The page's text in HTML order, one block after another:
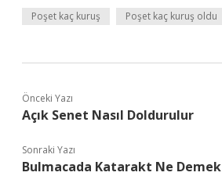
Poşet kaç kuruş Poşet kaç kuruş oldu
Önceki Yazı
Açık Senet Nasıl Doldurulur
Sonraki Yazı
Bulmacada Katarakt Ne Demek